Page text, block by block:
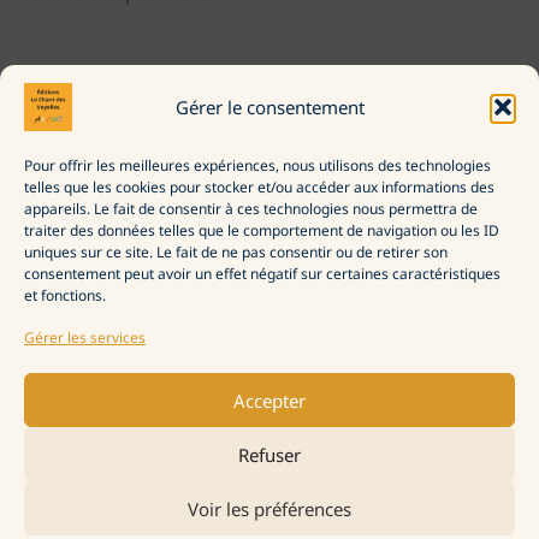
Gérer le consentement
Pour offrir les meilleures expériences, nous utilisons des technologies
telles que les cookies pour stocker et/ou accéder aux informations des
appareils. Le fait de consentir à ces technologies nous permettra de
traiter des données telles que le comportement de navigation ou les ID
uniques sur ce site. Le fait de ne pas consentir ou de retirer son
consentement peut avoir un effet négatif sur certaines caractéristiques
et fonctions.
Gérer les services
Accepter
Refuser
Voir les préférences
← →
La Maison d’édition
Commander
Politique de confidentialité
Politique de cookies (UE)